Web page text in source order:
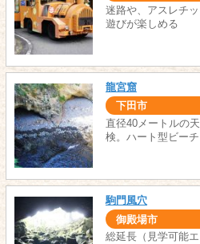
迷路や、アスレチ
遊びが楽しめる
龍宮窟
下田市
直径40メートルの
検。ハート型ビー
駒門風穴
御殿場市
総延長（見学可能